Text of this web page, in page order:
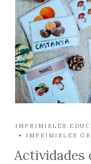
IMPRIMIBLES
IMPRIMIBLES
Actividades